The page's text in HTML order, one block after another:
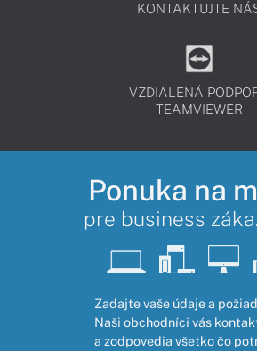
KONTAKTUJTE
VZDIALENÁ
TEAMVIEWER
Ponuka na
pre business
Zadajte vaše údaje a
Naši obchodníci vás
a zodpovedia všetko čo